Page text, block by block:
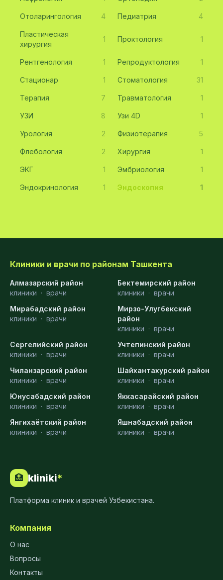
Отоларингология 4 Педиатрия 4
Пластическая
хирургия
1 Проктология 1
Рентгенология 1 Репродуктология 1
Стационар 1 Стоматология 31
Терапия 7 Травматология 1
УЗИ 8 Узи 4D 1
Урология 2 Физиотерапия 5
Флебология 2 Хирургия 1
ЭКГ 1 Эмбриология 1
Эндокринология 1 Эндоскопия 1
Клиники и врачи по районам Ташкента
Алмазарский район
клиники · врачи
Бектемирский район
клиники · врачи
Мирабадский район
клиники · врачи
Мирзо-Улугбекский
район
клиники · врачи
Сергелийский район
клиники · врачи
Учтепинский район
клиники · врачи
Чиланзарский район
клиники · врачи
Шайхантахурский район
клиники · врачи
Юнусабадский район
клиники · врачи
Яккасарайский район
клиники · врачи
Янгихаётский район
клиники · врачи
Яшнабадский район
клиники · врачи
🏥 kliniki*
Платформа клиник и врачей Узбекистана.
Компания
О нас
Вопросы
Контакты